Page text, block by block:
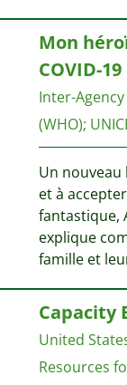
Mon
COVID-
Inter-
(WHO);
Un
et à
fantastique,
explique
famille et
Capacity
United
Resources